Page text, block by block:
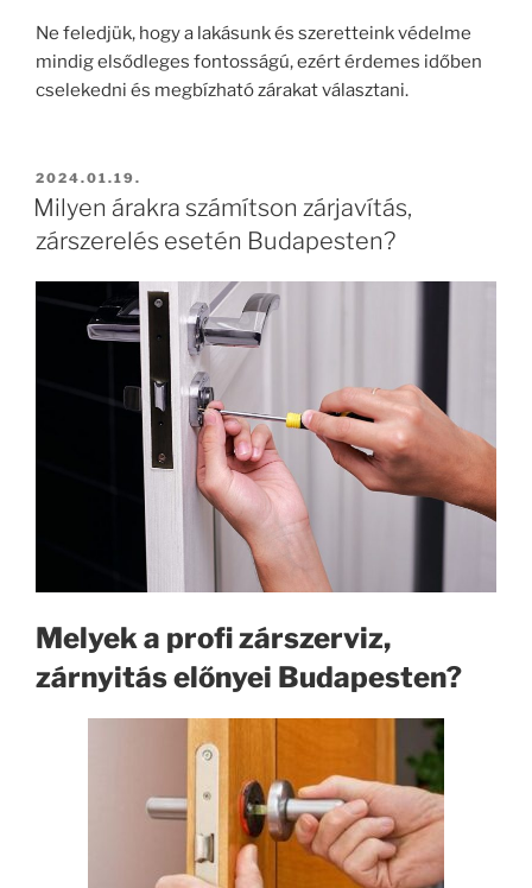
Ne feledjük, hogy a lakásunk és szeretteink védelme
mindig elsődleges fontosságú, ezért érdemes időben
cselekedni és megbízható zárakat választani.
BEKÜLDVE:
2024.01.19.
Milyen árakra számítson zárjavítás,
zárszerelés esetén Budapesten?
Melyek a profi zárszerviz,
zárnyitás előnyei Budapesten?